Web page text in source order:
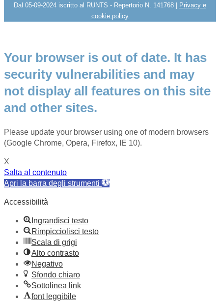
Dal 05-09-2024 iscritto al RUNTS - Repertorio N. 141768 | Privacy e
cookie policy
Your browser is out of date. It has
security vulnerabilities and may
not display all features on this site
and other sites.
Please update your browser using one of modern browsers
(Google Chrome, Opera, Firefox, IE 10).
X
Salta al contenuto
Apri la barra degli strumenti
Accessibilità
Ingrandisci testo
Rimpicciolisci testo
Scala di grigi
Alto contrasto
Negativo
Sfondo chiaro
Sottolinea link
font leggibile